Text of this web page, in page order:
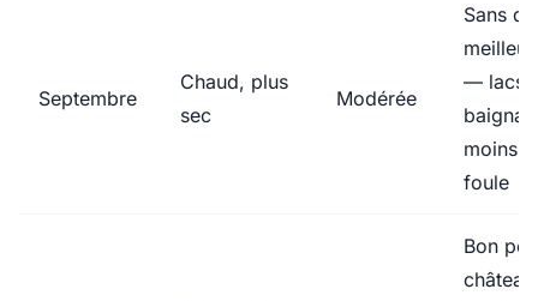
Septembre
Chaud, plus
sec
Modérée
Sans
— lacs
moins
foule
Bon